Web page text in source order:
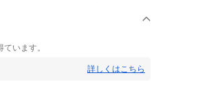
います。
詳しくはこちら